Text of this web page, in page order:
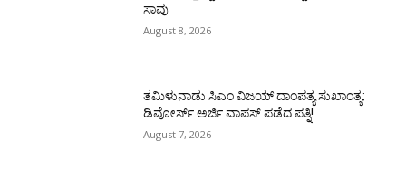
ಸಾವು
August 8, 2026
ತಮಿಳುನಾಡು ಸಿಎಂ ವಿಜಯ್‌ ದಾಂಪತ್ಯ ಸುಖಾಂತ್ಯ:
ಡಿವೋರ್ಸ್‌ ಅರ್ಜಿ ವಾಪಸ್‌ ಪಡೆದ ಪತ್ನಿ!
August 7, 2026